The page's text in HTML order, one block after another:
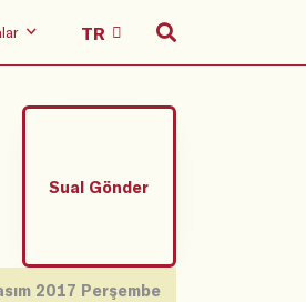
Sual Gönder
2017 Perşembe